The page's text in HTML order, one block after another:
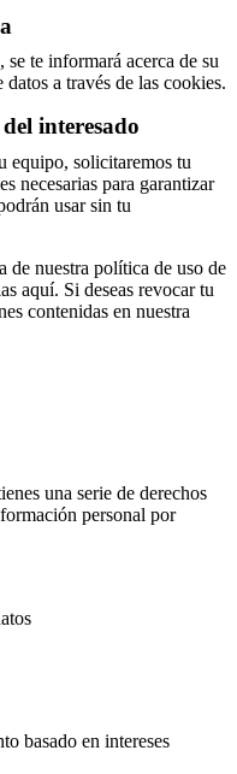
te informará acerca de su
a través de las cookies.
interesado
equipo, solicitaremos tu
necesarias para garantizar
usar sin tu
de nuestra política de uso de
aquí. Si deseas revocar tu
contenidas en nuestra
una serie de derechos
personal por
basado en intereses